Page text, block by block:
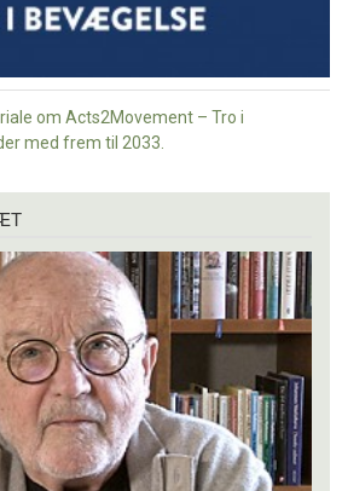
om Acts2Movement – Tro i
med frem til 2033.